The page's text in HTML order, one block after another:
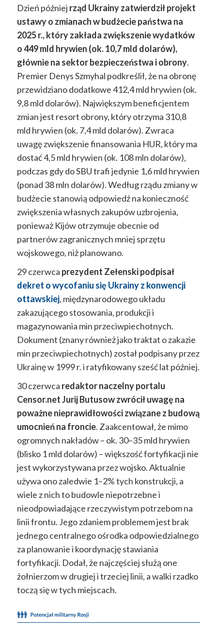
Dzień później rząd Ukrainy zatwierdził projekt
ustawy o zmianach w budżecie państwa na
2025 r., który zakłada zwiększenie wydatków
o 449 mld hrywien (ok. 10,7 mld dolarów),
głównie na sektor bezpieczeństwa i obrony.
Premier Denys Szmyhal podkreślił, że na obronę
przewidziano dodatkowe 412,4 mld hrywien (ok.
9,8 mld dolarów). Największym beneficjentem
zmian jest resort obrony, który otrzyma 310,8
mld hrywien (ok. 7,4 mld dolarów). Zwraca
uwagę zwiększenie finansowania HUR, który ma
dostać 4,5 mld hrywien (ok. 108 mln dolarów),
podczas gdy do SBU trafi jedynie 1,6 mld hrywien
(ponad 38 mln dolarów). Według rządu zmiany w
budżecie stanowią odpowiedź na konieczność
zwiększenia własnych zakupów uzbrojenia,
ponieważ Kijów otrzymuje obecnie od
partnerów zagranicznych mniej sprzętu
wojskowego, niż planowano.
29 czerwca prezydent Zełenski podpisał
dekret o wycofaniu się Ukrainy z konwencji
ottawskiej, międzynarodowego układu
zakazującego stosowania, produkcji i
magazynowania min przeciwpiechotnych.
Dokument (znany również jako traktat o zakazie
min przeciwpiechotnych) został podpisany przez
Ukrainę w 1999 r. i ratyfikowany sześć lat później.
30 czerwca redaktor naczelny portalu
Censor.net Jurij Butusow zwrócił uwagę na
poważne nieprawidłowości związane z budową
umocnień na froncie. Zaakcentował, że mimo
ogromnych nakładów – ok. 30–35 mld hrywien
(blisko 1 mld dolarów) – większość fortyfikacji nie
jest wykorzystywana przez wojsko. Aktualnie
używa ono zaledwie 1–2% tych konstrukcji, a
wiele z nich to budowle niepotrzebne i
nieodpowiadające rzeczywistym potrzebom na
linii frontu. Jego zdaniem problemem jest brak
jednego centralnego ośrodka odpowiedzialnego
za planowanie i koordynację stawiania
fortyfikacji. Dodał, że najczęściej służą one
żołnierzom w drugiej i trzeciej linii, a walki rzadko
toczą się w tych miejscach.